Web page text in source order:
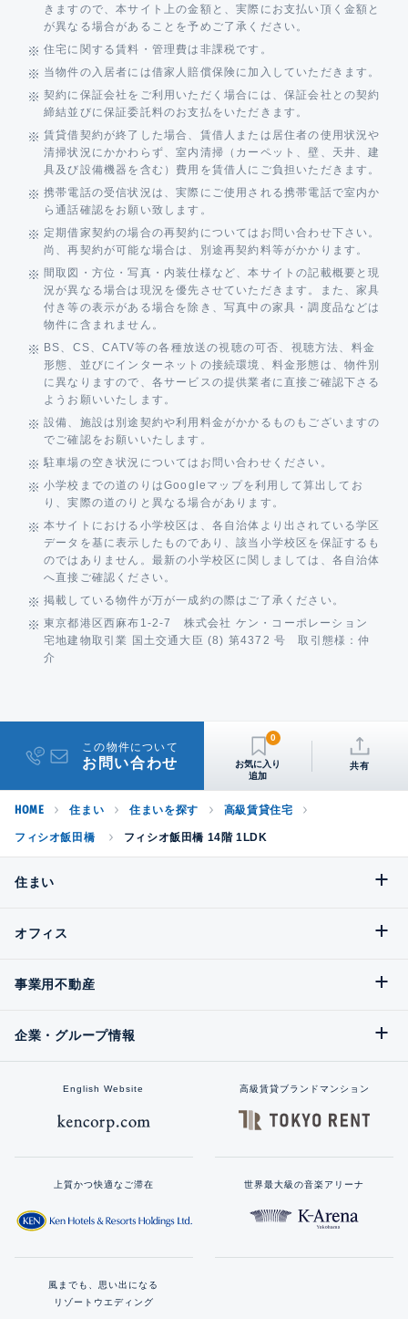
きますので、本サイト上の金額と、実際にお支払い頂く金額と
が異なる場合があることを予めご了承ください。
住宅に関する賃料・管理費は非課税です。
当物件の入居者には借家人賠償保険に加入していただきます。
契約に保証会社をご利用いただく場合には、保証会社との契約
締結並びに保証委託料のお支払をいただきます。
賃貸借契約が終了した場合、賃借人または居住者の使用状況や
清掃状況にかかわらず、室内清掃（カーペット、壁、天井、建
具及び設備機器を含む）費用を賃借人にご負担いただきます。
携帯電話の受信状況は、実際にご使用される携帯電話で室内か
ら通話確認をお願い致します。
定期借家契約の場合の再契約についてはお問い合わせ下さい。
尚、再契約が可能な場合は、別途再契約料等がかかります。
間取図・方位・写真・内装仕様など、本サイトの記載概要と現
況が異なる場合は現況を優先させていただきます。また、家具
付き等の表示がある場合を除き、写真中の家具・調度品などは
物件に含まれません。
BS、CS、CATV等の各種放送の視聴の可否、視聴方法、料金
形態、並びにインターネットの接続環境、料金形態は、物件別
に異なりますので、各サービスの提供業者に直接ご確認下さる
ようお願いいたします。
設備、施設は別途契約や利用料金がかかるものもございますの
でご確認をお願いいたします。
駐車場の空き状況についてはお問い合わせください。
小学校までの道のりはGoogleマップを利用して算出してお
り、実際の道のりと異なる場合があります。
本サイトにおける小学校区は、各自治体より出されている学区
データを基に表示したものであり、該当小学校区を保証するも
のではありません。最新の小学校区に関しましては、各自治体
へ直接ご確認ください。
掲載している物件が万が一成約の際はご了承ください。
東京都港区西麻布1-2-7 株式会社 ケン・コーポレーション
宅地建物取引業 国土交通大臣 (8) 第4372 号 取引態様：仲
介
この物件について
お問い合わせ
0
共有
HOME 住まい 住まいを探す 高級賃貸住宅
フィシオ飯田橋 フィシオ飯田橋 14階 1LDK
住まい
オフィス
事業用不動産
企業・グループ情報
English Website 高級賃貸ブランドマンション
上質かつ快適なご滞在 世界最大級の音楽アリーナ
風までも、思い出になる
リゾートウエディング